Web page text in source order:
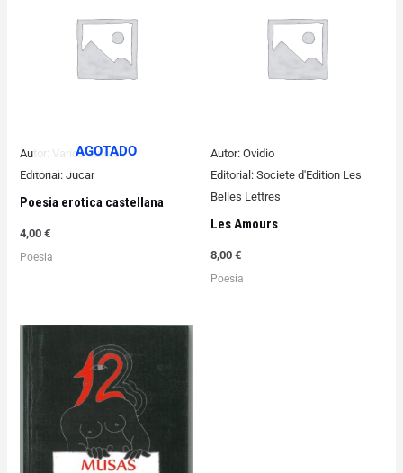
AGOTADO
Autor: Varios autores
Editorial: Jucar
Poesia erotica castellana
4,00€
Poesia
Autor: Ovidio
Editorial: Societe d'Edition Les
Belles Lettres
Les Amours
8,00 €
Poesia